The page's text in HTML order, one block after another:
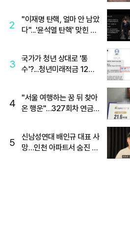
2
"이재명 탄핵, 얼마 안 남았
다"...'윤석열 탄핵' 맞힌 무
3
국가가 청년 상대로 '통
수'?...청년미래적금 12%
4
"서울 여행하는 꿈 뒤 찾아
온 행운"…327회차 연금
5
신남성연대 배인규 대표 사
망…인천 아파트서 숨진 채